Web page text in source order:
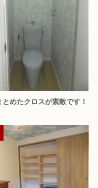
めたクロスが素敵です！